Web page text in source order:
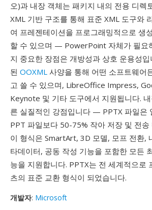
오)과 내장 객체는 패키지 내의 전용 디렉
XML 기반 구조를 통해 표준 XML 도구와
여 프레젠테이션을 프로그래밍적으로 생
할 수 있으며 — PowerPoint 자체가 필요
지 중요한 장점은 개방성과 상호 운용성
된 OOXML 사양을 통해 어떤 소프트웨어
고 쓸 수 있으며, LibreOffice Impress,
Keynote 및 기타 도구에서 지원됩니다.
른 실질적인 강점입니다 — PPTX 파일은
PPT 파일보다 50-75% 작아 저장 및 전송
이 형식은 SmartArt, 3D 모델, 모프 전환,
타데이터, 공동 작성 기능을 포함한 모든
능을 지원합니다. PPTX는 전 세계적으로
츠의 표준 교환 형식이 되었습니다.
개발자: Microsoft